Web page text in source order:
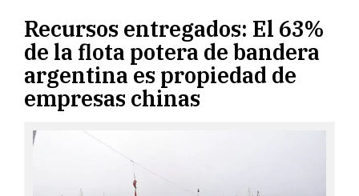
Recursos entregados: El 63%
de la flota potera de bandera
argentina es propiedad de
empresas chinas